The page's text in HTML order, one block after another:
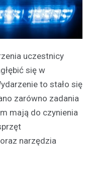
uczestnicy
się w
to stało się
zarówno zadania
mają do czynienia
narzędzia